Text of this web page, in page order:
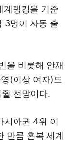
계랭킹을 기준
3명이 자동 출
을 비롯해 안재
(이상 여자)도
전망이다.
시아권 4위 이
만큼 혼복 세계